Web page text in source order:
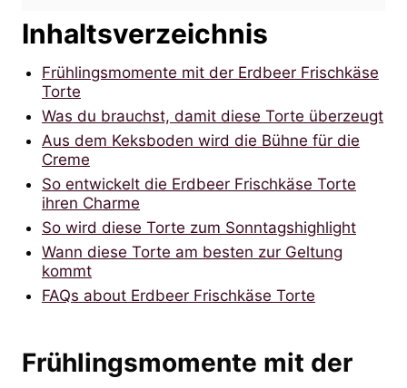
Inhaltsverzeichnis
Frühlingsmomente mit der Erdbeer Frischkäse
Torte
Was du brauchst, damit diese Torte überzeugt
Aus dem Keksboden wird die Bühne für die
Creme
So entwickelt die Erdbeer Frischkäse Torte
ihren Charme
So wird diese Torte zum Sonntagshighlight
Wann diese Torte am besten zur Geltung
kommt
FAQs about Erdbeer Frischkäse Torte
Frühlingsmomente mit der